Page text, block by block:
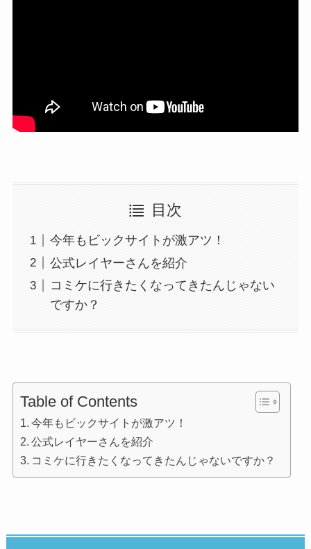
目次
今年もビックサイトが激アツ！
公式レイヤーさんを紹介
コミケに行きたくなってきたんじゃない
ですか？
Table of Contents
今年もビックサイトが激アツ！
公式レイヤーさんを紹介
コミケに行きたくなってきたんじゃないですか？